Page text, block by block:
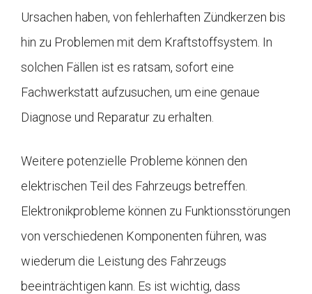
Ursachen haben, von fehlerhaften Zündkerzen bis
hin zu Problemen mit dem Kraftstoffsystem. In
solchen Fällen ist es ratsam, sofort eine
Fachwerkstatt aufzusuchen, um eine genaue
Diagnose und Reparatur zu erhalten.
Weitere potenzielle Probleme können den
elektrischen Teil des Fahrzeugs betreffen.
Elektronikprobleme können zu Funktionsstörungen
von verschiedenen Komponenten führen, was
wiederum die Leistung des Fahrzeugs
beeinträchtigen kann. Es ist wichtig, dass